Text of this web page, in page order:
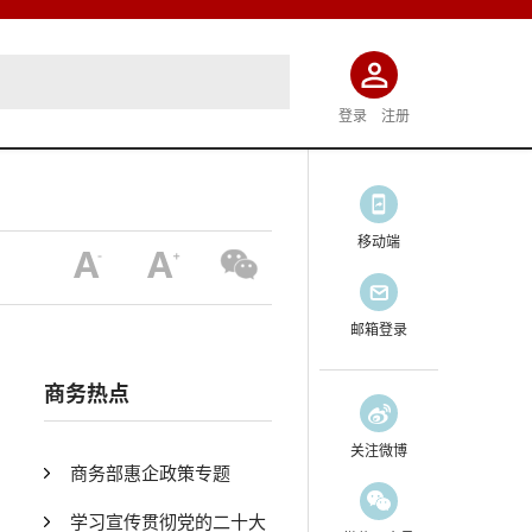
登录 注册
商务热点
商务部惠企政策专题
学习宣传贯彻党的二十大
移动端
邮箱登录
关注微博